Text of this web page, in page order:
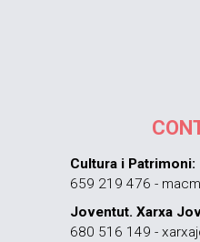
Cultura i Patrimoni:
659 219 476 -
Joventut. Xarxa
680 516 149 -